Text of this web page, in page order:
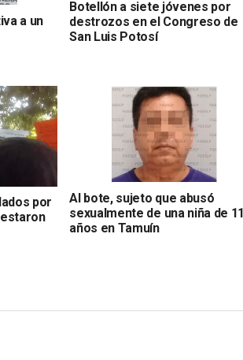
a un
Botellón a siete jóvenes por
destrozos en el Congreso de
San Luis Potosí
por
Al bote, sujeto que abusó
sexualmente de una niña de 11
años en Tamuín